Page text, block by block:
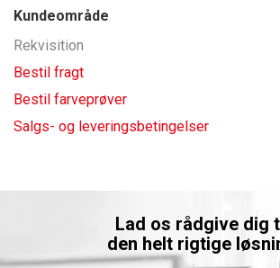
Kundeområde
Rekvisition
Bestil fragt
Bestil farveprøver
Salgs- og leveringsbetingelser
Lad os rådgive dig
den helt rigtige